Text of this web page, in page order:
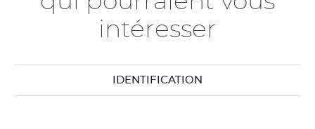
intéresser
IDENTIFICATION